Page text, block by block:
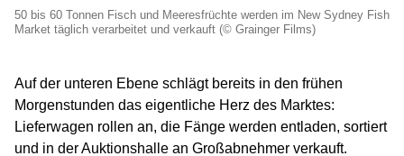
50 bis 60 Tonnen Fisch und Meeresfrüchte werden im New Sydney Fish
Market täglich verarbeitet und verkauft (© Grainger Films)
Auf der unteren Ebene schlägt bereits in den frühen
Morgenstunden das eigentliche Herz des Marktes:
Lieferwagen rollen an, die Fänge werden entladen, sortiert
und in der Auktionshalle an Großabnehmer verkauft.